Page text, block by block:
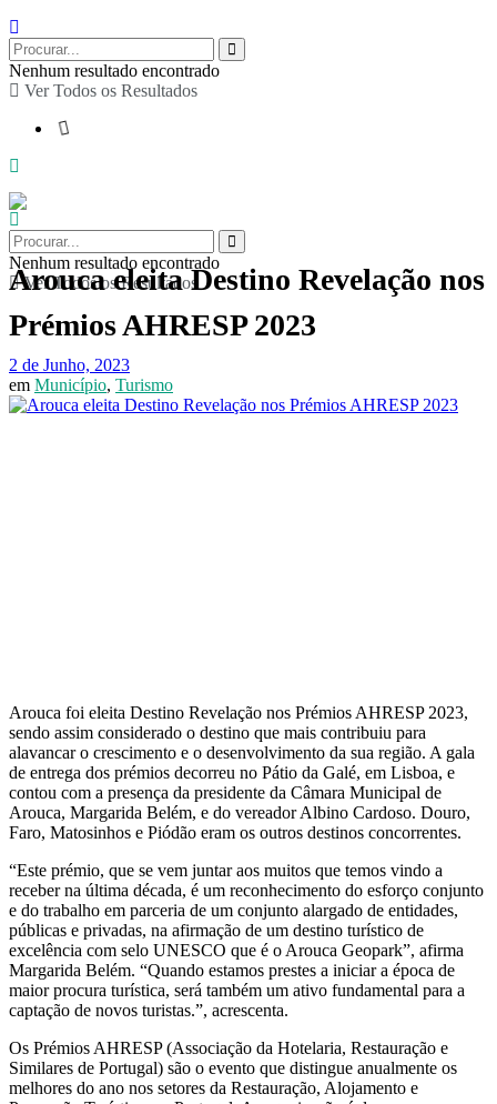
Nenhum resultado encontrado
Ver Todos os Resultados
Nenhum resultado encontrado
Ver Todos os Resultados
Arouca eleita Destino Revelação nos
Prémios AHRESP 2023
2 de Junho, 2023
em Município, Turismo
Arouca foi eleita Destino Revelação nos Prémios AHRESP 2023,
sendo assim considerado o destino que mais contribuiu para
alavancar o crescimento e o desenvolvimento da sua região. A gala
de entrega dos prémios decorreu no Pátio da Galé, em Lisboa, e
contou com a presença da presidente da Câmara Municipal de
Arouca, Margarida Belém, e do vereador Albino Cardoso. Douro,
Faro, Matosinhos e Piódão eram os outros destinos concorrentes.
“Este prémio, que se vem juntar aos muitos que temos vindo a
receber na última década, é um reconhecimento do esforço conjunto
e do trabalho em parceria de um conjunto alargado de entidades,
públicas e privadas, na afirmação de um destino turístico de
excelência com selo UNESCO que é o Arouca Geopark”, afirma
Margarida Belém. “Quando estamos prestes a iniciar a época de
maior procura turística, será também um ativo fundamental para a
captação de novos turistas.”, acrescenta.
Os Prémios AHRESP (Associação da Hotelaria, Restauração e
Similares de Portugal) são o evento que distingue anualmente os
melhores do ano nos setores da Restauração, Alojamento e